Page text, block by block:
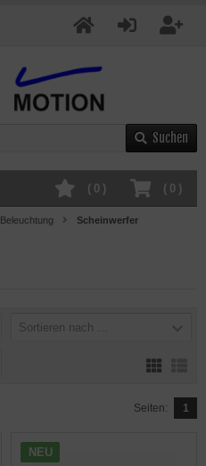
Suchen
( 0 )
( 0 )
Beleuchtung Scheinwerfer
Sortieren nach ...
Seiten: 1
NEU